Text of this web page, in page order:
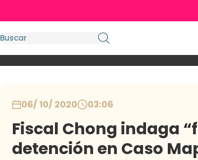
06/ 10/ 2020 03:06
Fiscal Chong indaga
detención en Caso